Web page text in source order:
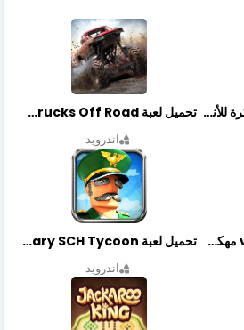
تحميل لعبة Undawn مهكرة للأندرويد أخر إصدار | تحميل مباشر + موارد غير محدودة تحميل لعبة Trucks Off Road مهكرة اخر اصدار
اندرويد
تحميل تطبيق vFlat Scan مهكر آخر إصدار تحميل لعبة Idle Military SCH Tycoon مهكرة آخر إصدار
اندرويد